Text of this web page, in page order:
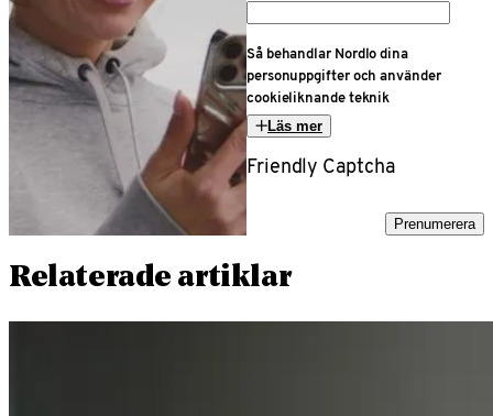
Så behandlar Nordlo dina
personuppgifter och använder
cookieliknande teknik
Läs mer
Friendly Captcha
Prenumerera
Relaterade artiklar